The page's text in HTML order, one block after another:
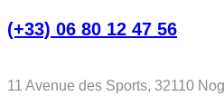
(+33) 06 80 12 47 56
11 Avenue des Sports, 32110